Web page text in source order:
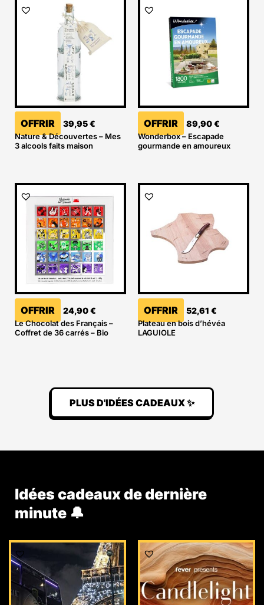
OFFRIR 39,95€
Nature & Découvertes – Mes
3 alcools faits maison
OFFRIR 89,90€
Wonderbox – Escapade
gourmande en amoureux
OFFRIR 24,90€
Le Chocolat des Français –
Coffret de 36 carrés – Bio
OFFRIR 52,61 €
Plateau en bois d’hévéa
LAGUIOLE
PLUS D'IDÉES CADEAUX ✨
Idées cadeaux de dernière
minute 🔔